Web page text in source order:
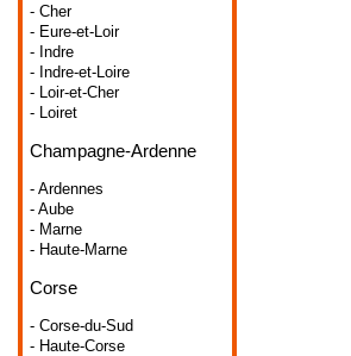
- Cher
- Eure-et-Loir
- Indre
- Indre-et-Loire
- Loir-et-Cher
- Loiret
Champagne-Ardenne
- Ardennes
- Aube
- Marne
- Haute-Marne
Corse
- Corse-du-Sud
- Haute-Corse